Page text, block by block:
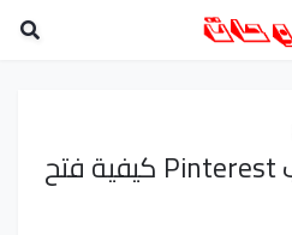
كيفية إنشاء حساب Pinterest كيفية فتح